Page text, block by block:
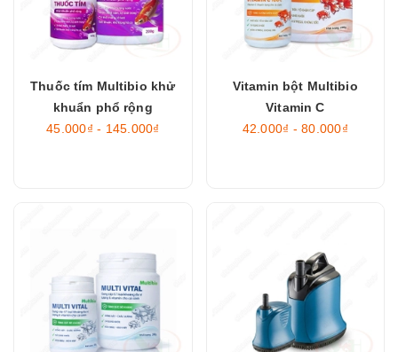
Thuốc tím Multibio khử
khuẩn phổ rộng
45.000₫ - 145.000₫
Vitamin bột Multibio
Vitamin C
42.000₫ - 80.000₫